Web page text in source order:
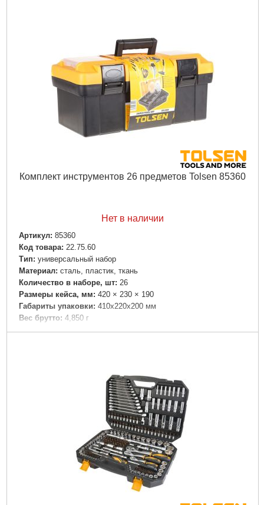
Комплект инструментов 26 предметов Tolsen 85360
Нет в наличии
Артикул: 85360
Код товара: 22.75.60
Тип: универсальный набор
Материал: сталь, пластик, ткань
Количество в наборе, шт: 26
Размеры кейса, мм: 420 × 230 × 190
Габариты упаковки: 410x220x200 мм
Вес брутто: 4,850 г